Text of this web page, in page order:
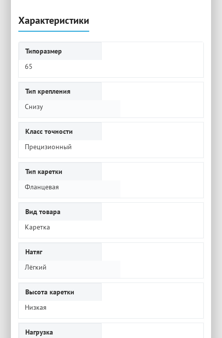
Характеристики
Типоразмер
65
Тип крепления
Снизу
Класс точности
Прецизионный
Тип каретки
Фланцевая
Вид товара
Каретка
Натяг
Лёгкий
Высота каретки
Низкая
Нагрузка